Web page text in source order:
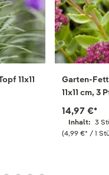
11x11
Garten-
11x11 cm, 3
Inhalt: 3
(4,99 €* / 1
14,97 €*